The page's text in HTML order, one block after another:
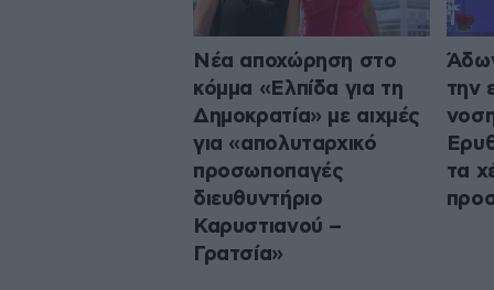
Νέα αποχώρηση στο
κόμμα «Ελπίδα για τη
Δημοκρατία» με αιχμές
για «απολυταρχικό
προσωποπαγές
διευθυντήριο
Καρυστιανού –
Γρατσία»
την
τα